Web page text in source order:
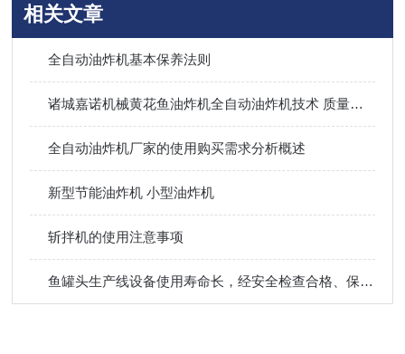
相关文章
全自动油炸机基本保养法则
诸城嘉诺机械黄花鱼油炸机全自动油炸机技术 质量好价格低
全自动油炸机厂家的使用购买需求分析概述
新型节能油炸机 小型油炸机
斩拌机的使用注意事项
鱼罐头生产线设备使用寿命长，经安全检查合格、保护装置安全可靠